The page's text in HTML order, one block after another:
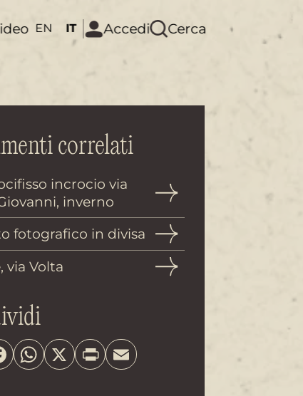
EN IT Accedi Cerca
correlati
incrocio via
inverno
fotografico in divisa
via Volta
Facebook
WhatsApp
X PrintEmail